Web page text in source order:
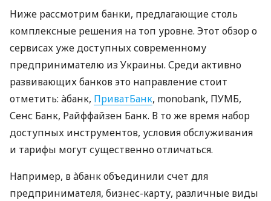
Ниже рассмотрим банки, предлагающие столь
комплексные решения на топ уровне. Этот обзор о
сервисах уже доступных современному
предпринимателю из Украины. Среди активно
развивающих банков это направление стоит
отметить: àбанк, ПриватБанк, monobank, ПУМБ,
Сенс Банк, Райффайзен Банк. В то же время набор
доступных инструментов, условия обслуживания
и тарифы могут существенно отличаться.
Например, в àбанк объединили счет для
предпринимателя, бизнес-карту, различные виды